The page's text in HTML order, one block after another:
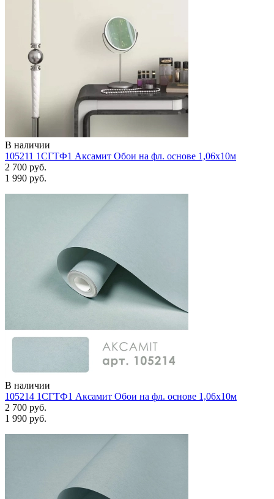
В наличии
105211 1СГТФ1 Аксамит Обои на фл. основе 1,06х10м
2 700 руб.
1 990 руб.
В наличии
105214 1СГТФ1 Аксамит Обои на фл. основе 1,06х10м
2 700 руб.
1 990 руб.